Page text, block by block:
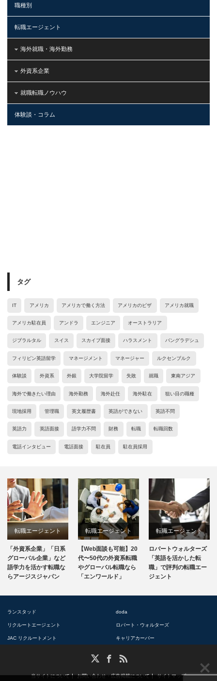
職種別
転職エージェント
海外就職・海外勤務
外資系企業
就職転職ノウハウ
体験談・コラム
タグ
IT アメリカ アメリカで働く方法 アメリカのビザ アメリカ就職
アメリカ駐在員 アンドラ エンジニア オーストラリア
ジブラルタル スイス スカイプ面接 ハラスメント バングラデシュ
フィリピン英語留学 マネージメント マネージャー ルクセンブルク
体験談 外資系 外銀 大学院留学 失敗 就職 東南アジア
海外で働きたい理由 海外勤務 海外赴任 海外駐在 狙い目の職種
現地採用 管理職 英文履歴書 英語ができない 英語不問
英語力 英語面接 語学力不問 財務 転職 転職回数
電話インタビュー 電話面接 駐在員 駐在員採用
転職エージェント
「外資系企業」「日系
グローバル企業」など
語学力を活かす転職な
らアージスジャパン
転職エージェント
【Web面談も可能】20
代〜50代の外資系転職
やグローバル転職なら
「エンワールド」
転職エージェント
ロバートウォルターズ
「英語を活かした転
職」で評判の転職エー
ジェント
ランスタッド doda
リクルートエージェント ロバート・ウォルターズ
JAC リクルートメント キャリアカーバー
Facebook
当サイトについて お問い合わせ・広告掲載について サイトマップ